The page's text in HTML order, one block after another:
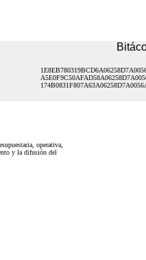
operativa,
y la difusión del